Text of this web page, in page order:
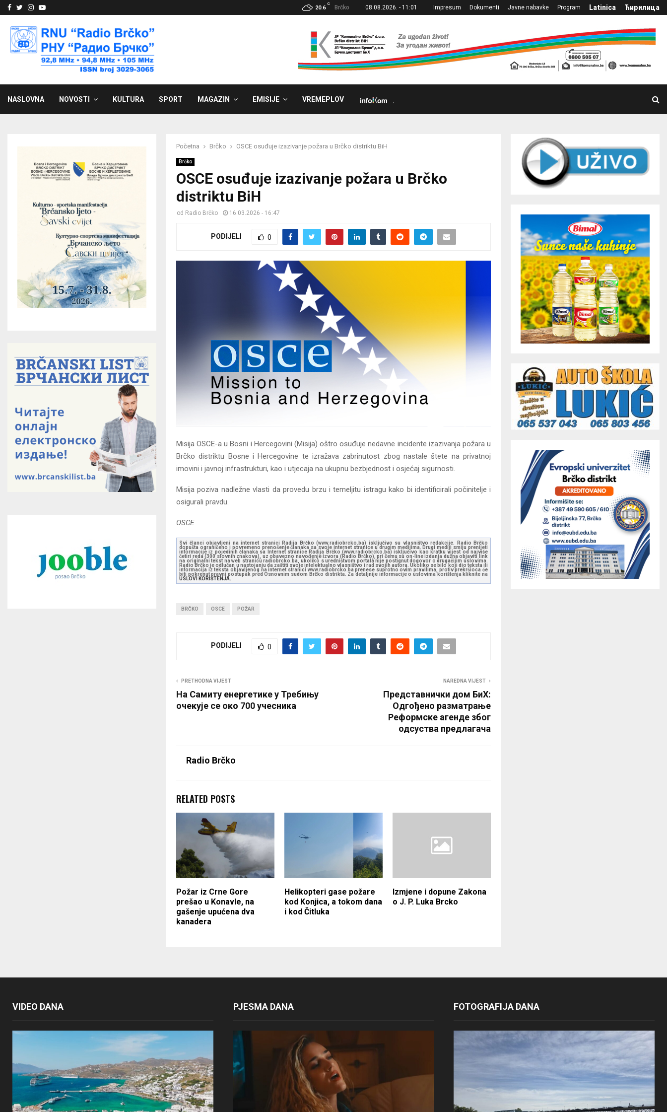
Facebook
Twitter
Instagram
Youtube 20.6
C
Brčko 08.08.2026. - 11:01 Impresum Dokumenti Javne nabavke Program Latinica Ћирилица
NASLOVNA NOVOSTI KULTURA SPORT MAGAZIN EMISIJE VREMEPLOV
Početna Brčko OSCE osuđuje izazivanje požara u Brčko distriktu BiH
Brčko
OSCE osuđuje izazivanje požara u Brčko
distriktu BiH
od Radio Brčko 16.03.2026 - 16:47
PODIJELI 0
Misija OSCE-a u Bosni i Hercegovini (Misija) oštro osuđuje nedavne incidente izazivanja požara u
Brčko distriktu Bosne i Hercegovine te izražava zabrinutost zbog nastale štete na privatnoj
imovini i javnoj infrastrukturi, kao i utjecaja na ukupnu bezbjednost i osjećaj sigurnosti.
Misija poziva nadležne vlasti da provedu brzu i temeljitu istragu kako bi identificirali počinitelje i
osigurali pravdu.
OSCE
Svi članci objavljeni na internet stranici Radija Brčko (www.radiobrcko.ba) isključivo su vlasništvo redakcije. Radio Brčko
dopušta ograničeno i povremeno prenošenje članaka sa svoje internet stranice u drugim medijima. Drugi mediji smiju prenijeti
informacije iz pojedinih članaka sa Internet stranice Radija Brčko (www.radiobrcko.ba) isključivo kao kratku vijest od najviše
četiri reda (300 slovnih znakova), uz obavezno navođenje izvora (Radio Brčko), pri čemu su on-line izdanja dužna objaviti link
na originalni tekst na web stranicu radiobrcko.ba, ukoliko s uredništvom portala nije postignut dogovor o drugačijim uslovima.
Radio Brčko je odlučan u nastojanju da zaštiti svoje intelektualno vlasništvo i rad svojih autora. Ukoliko se bilo koji dio teksta ili
informacija iz teksta objavljenog na internet stranici www.radiobrcko.ba prenese suprotno ovim pravilima, protiv prekršioca će
biti pokrenut pravni postupak pred Osnovnim sudom Brčko distrikta. Za detaljnije informacije o uslovima korištenja kliknite na
USLOVI KORIŠTENJA.
BRČKO OSCE POŽAR
PODIJELI 0
PRETHODNA VIJEST
На Самиту енергетике у Требињу
очекује се око 700 учесника
NAREDNA VIJEST
Представнички дом БиХ:
Одгођено разматрање
Реформске агенде због
одсуства предлагача
Radio Brčko
RELATED POSTS
Požar iz Crne Gore
prešao u Konavle, na
gašenje upućena dva
kanadera
Helikopteri gase požare
kod Konjica, a tokom dana
i kod Čitluka
Izmjene i dopune Zakona
o J. P. Luka Brcko
VIDEO DANA PJESMA DANA FOTOGRAFIJA DANA